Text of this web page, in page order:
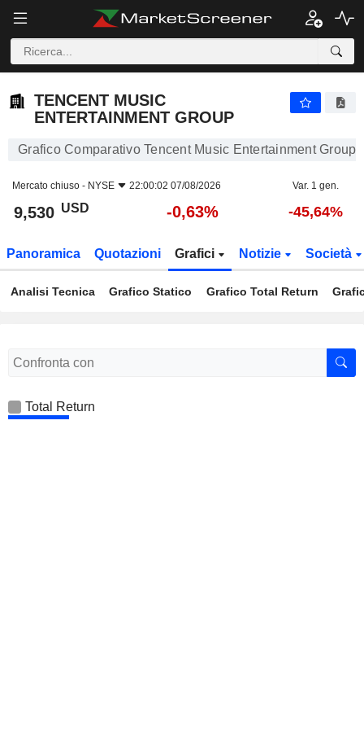
TENCENT MUSIC
ENTERTAINMENT GROUP
Grafico Comparativo Tencent Music Entertainment Group
Mercato chiuso - NYSE 22:00:02 07/08/2026 Var. 1 gen.
9,530 USD -0,63% -45,64%
Panoramica Quotazioni Grafici Notizie Società
Analisi Tecnica Grafico Statico Grafico Total Return
Total Return